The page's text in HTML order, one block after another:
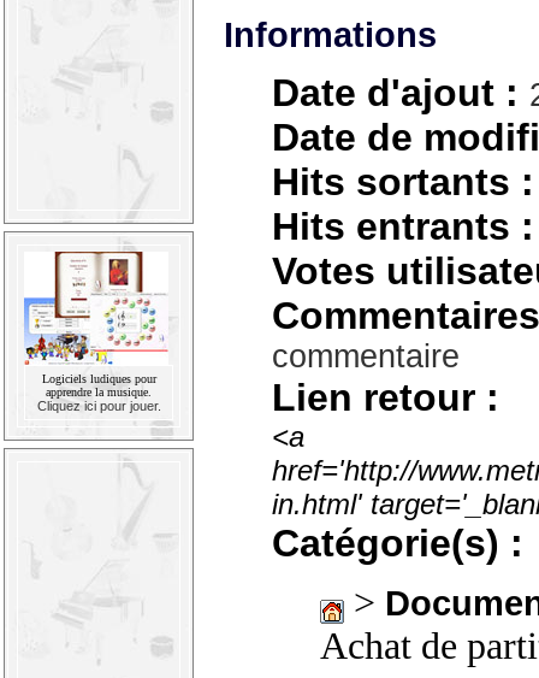
Logiciels ludiques pour
apprendre la musique.
Cliquez ici pour jouer.
Informations
Date d'ajout :
Date de
Hits sortants :
Hits entrants :
Votes
commentaire
Lien retour :
<a
href='http://
in.html'
Catégorie(s) :
>
Achat de